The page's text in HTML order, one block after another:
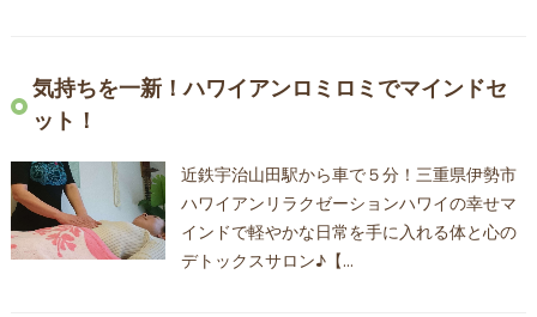
気持ちを一新！ハワイアンロミロミでマインドセ
ット！
近鉄宇治山田駅から車で５分！三重県伊勢市
ハワイアンリラクゼーションハワイの幸せマ
インドで軽やかな日常を手に入れる体と心の
デトックスサロン♪【…